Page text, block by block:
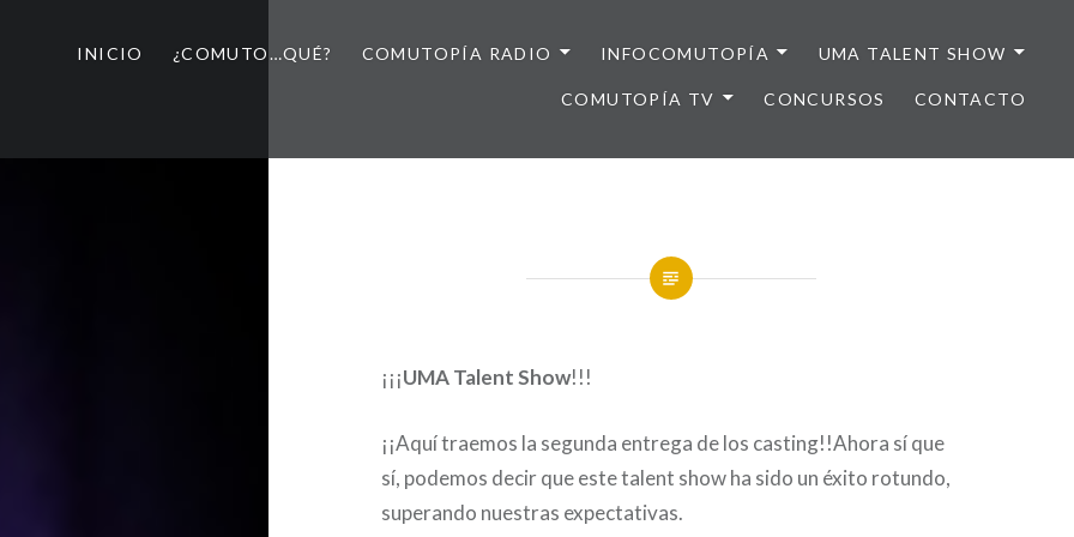
INICIO ¿COMUTO…QUÉ? COMUTOPÍA RADIO INFOCOMUTOPÍA UMA TALENT SHOW
COMUTOPÍA TV CONCURSOS CONTACTO
¡¡¡UMA Talent Show!!!
¡¡Aquí traemos la segunda entrega de los casting!!Ahora sí que
sí, podemos decir que este talent show ha sido un éxito rotundo,
superando nuestras expectativas.